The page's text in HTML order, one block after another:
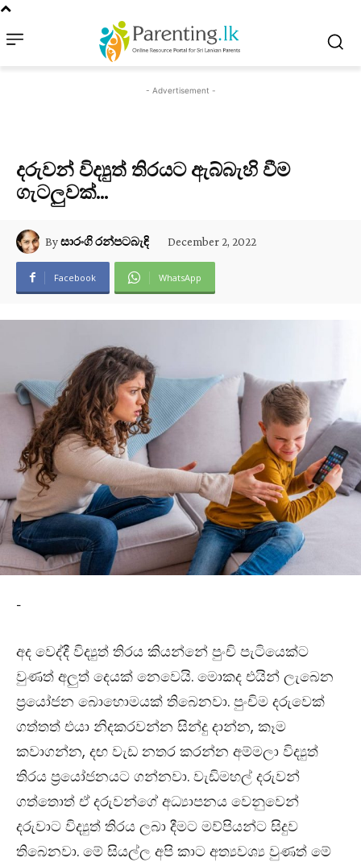
- Advertisement -
දරුවන් විද්‍යුත් තිරයට ඇබ්බැහි වීම
ගැටලුවක්…
Byසාරංගි රන්පටබැඳි December 2, 2022
Facebook WhatsApp
-
අද වෙද්දී විද්‍යුත් තිරය කියන්නේ පුංචි පැටියෙක්ට
වුණත් අලුත් දෙයක් නෙවෙයි. මොකද එයින් ලැබෙන
ප්‍රයෝජන බොහොමයක් තිබෙනවා. පුංචිම දරුවෙක්
ගත්තත් එයා නිදකරවන්න සින්දු දාන්න, කෑම
කවාගන්න, දඟ වැඩ නතර කරන්න අම්මලා විද්‍යුත්
තිරය ප්‍රයෝජනයට ගන්නවා. වැඩිමහල් දරුවන්
ගත්තොත් ඒ දරුවන්ගේ අධ්‍යාපනය වෙනුවෙන්
දරුවාට විද්‍යුත් තිරය ලබා දීමට මව්පියන්ට සිදුව
තිබෙනවා. මේ සියල්ල අපි කාට අත්‍යවශ්‍ය වුණත් මේ